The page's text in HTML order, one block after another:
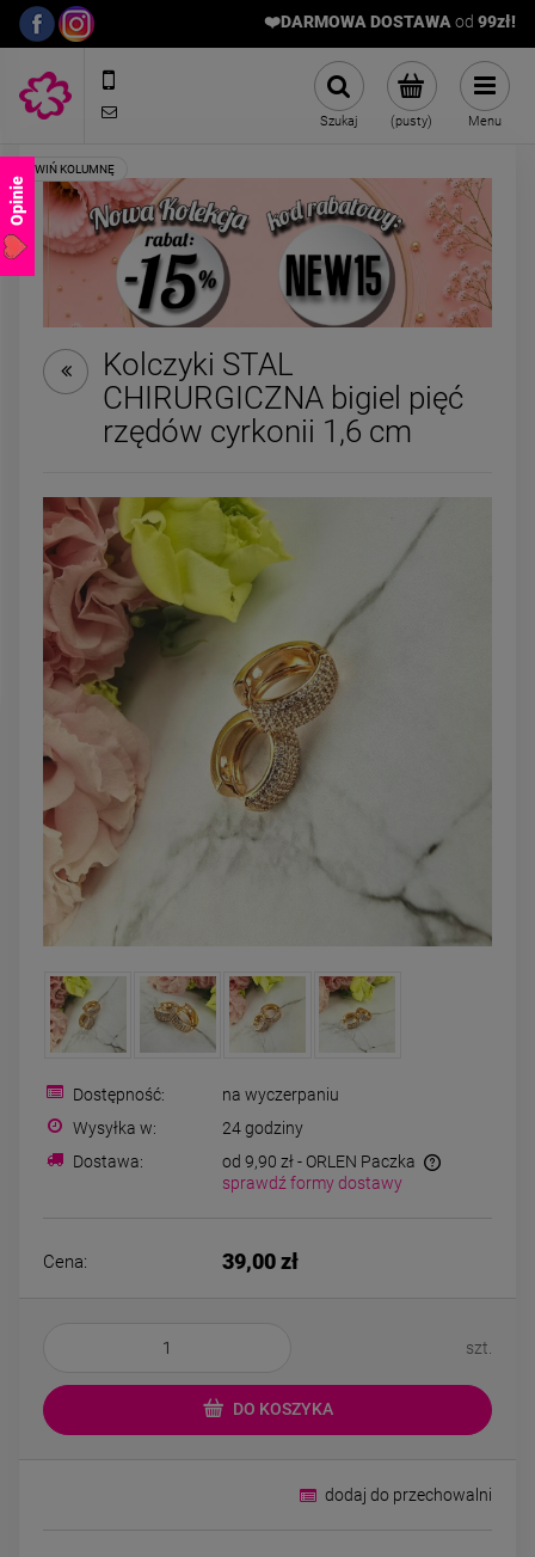
❤️DARMOWA DOSTAWA od 99zł!
sklep@stalowelove.com.pl (pusty)
Szukaj Menu
Kolczyki STAL
CHIRURGICZNA zestaw 3
pary kulki mniejsze
DO KOSZYKA
Naszyjnik
CHIRURGICZNA
CHIRURGICZNA motylek
czarny
39,00 zł
Kolczyki STAL
CHIRURGICZNA bigiel pięć
rzędów cyrkonii 1,6 cm
Dostępność:
na wyczerpaniu
Wysyłka w:
24 godziny
Dostawa:
od 9,90 zł - ORLEN Paczka
sprawdź formy dostawy
Cena: 39,00 zł
szt.
DO KOSZYKA
dodaj do przechowalni
Opinie